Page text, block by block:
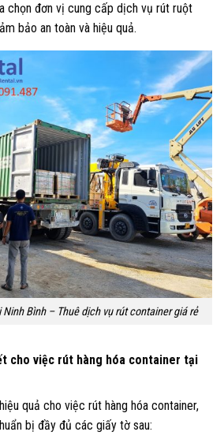
chọn đơn vị cung cấp dịch vụ rút ruột
bảo an toàn và hiệu quả.
Bình – Thuê dịch vụ rút container giá rẻ
cho việc rút hàng hóa container tại
quả cho việc rút hàng hóa container,
bị đầy đủ các giấy tờ sau: